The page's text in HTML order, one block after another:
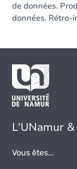
de données.
données. Rétro-
L'UNamur
Vous êtes...